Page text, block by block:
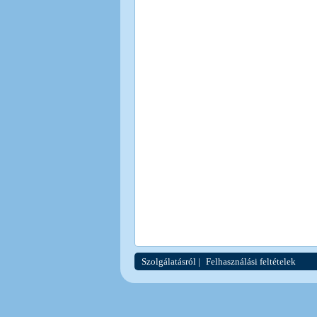
Szolgálatásról | Felhasználási feltételek